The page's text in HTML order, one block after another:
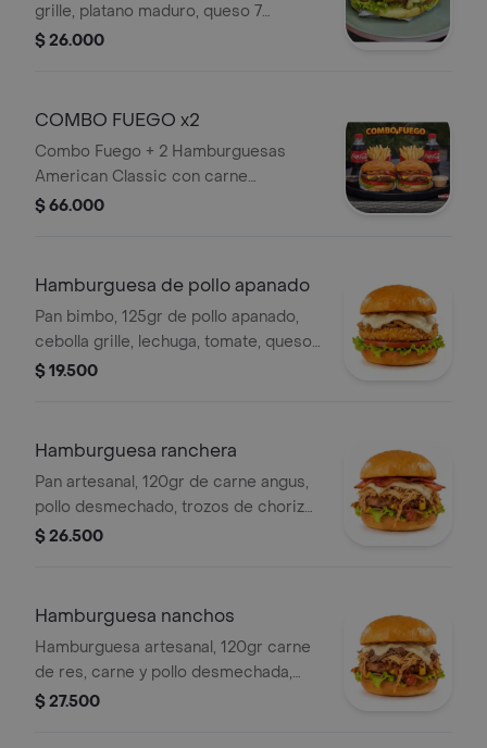
grille, platano maduro, queso 7
cueros, queso doble crema, lechuga,
$ 26.000
COMBO FUEGO x2
Combo Fuego + 2 Hamburguesas
American Classic con carne
artesanal, queso americano, tocineta
de papas fritas 2 gaseosas de 400 ml
$ 66.000
Hamburguesa de pollo apanado
Pan bimbo, 125gr de pollo apanado,
cebolla grille, lechuga, tomate, queso,
salsas.
$ 19.500
Hamburguesa ranchera
Pan artesanal, 120gr de carne angus,
pollo desmechado, trozos de chorizo,
maiz, tocineta, cebolla grille, jamon,
$ 26.500
Hamburguesa nanchos
Hamburguesa artesanal, 120gr carne
de res, carne y pollo desmechada,
salchicha picada cebolla grille,
$ 27.500